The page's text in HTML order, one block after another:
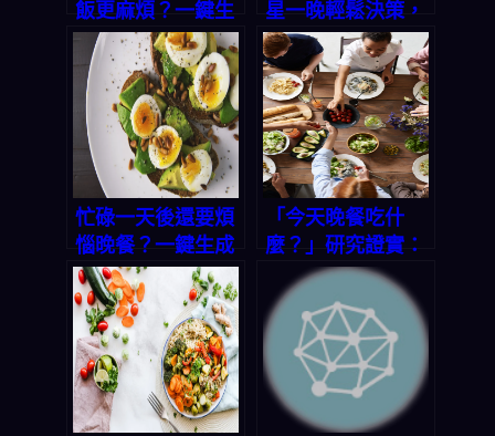
飯更麻煩？一鍵生
成三餸一湯，輕鬆
解決不知道吃什麼
的痛點
星一晚輕鬆決策，
解決忙碌家庭的三
餸一湯痛點
忙碌一天後還要煩
惱晚餐？一鍵生成
三餸一湯，輕鬆解
決家庭晚餐痛點
「今天晚餐吃什
麼？」研究證實：
家庭共餐能降低青
少年風險，用對方
法每週多賺 3 小時
輕鬆備餐